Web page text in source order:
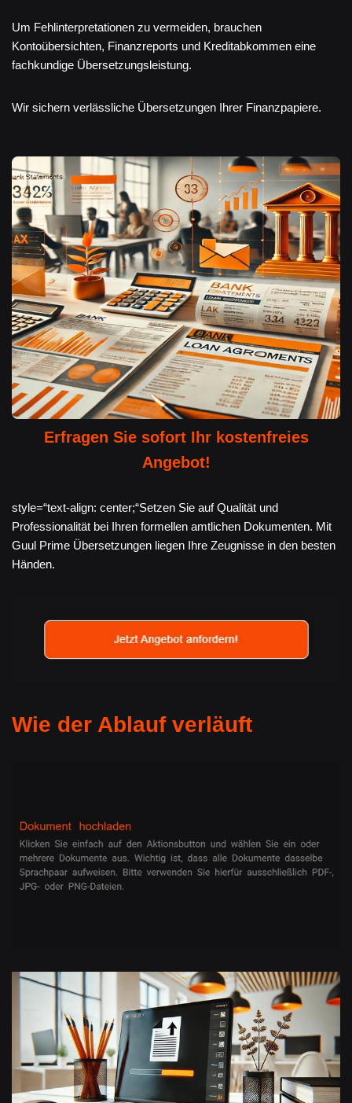
Um Fehlinterpretationen zu vermeiden, brauchen
Kontoübersichten, Finanzreports und Kreditabkommen eine
fachkundige Übersetzungsleistung.
Wir sichern verlässliche Übersetzungen Ihrer Finanzpapiere.
Erfragen Sie sofort Ihr kostenfreies
Angebot!
style=“text-align: center;“Setzen Sie auf Qualität und
Professionalität bei Ihren formellen amtlichen Dokumenten. Mit
Guul Prime Übersetzungen liegen Ihre Zeugnisse in den besten
Händen.
Wie der Ablauf verläuft